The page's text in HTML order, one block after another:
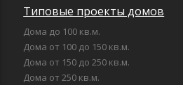
Типовые проекты домов
Дома до 100 кв.м.
Дома от 100 до 150 кв.м.
Дома от 150 до 250 кв.м.
Дома от 250 кв.м.